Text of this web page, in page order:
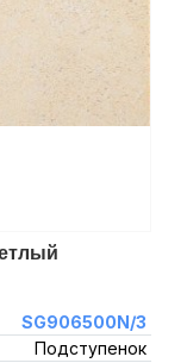
SG906500N/3
Подступенок